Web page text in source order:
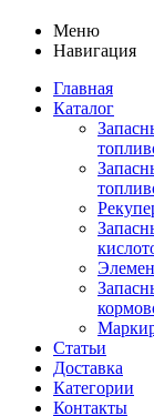
Меню
Навигация
Главная
Каталог
Статьи
Доставка
Категории
Контакты